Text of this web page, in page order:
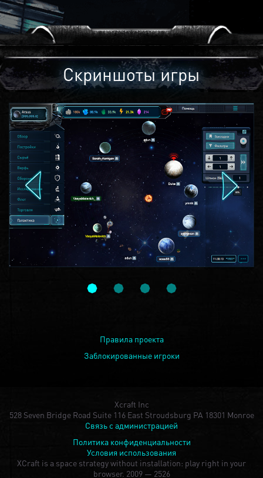
Скриншоты игры
Правила проекта
Заблокированные игроки
Xcraft Inc
528 Seven Bridge Road Suite 116 East Stroudsburg PA 18301 Monroe
Связь с администрацией
Политика конфиденциальности
Условия использования
XCraft is a space strategy without installation: play right in your
browser. 2009 — 2526